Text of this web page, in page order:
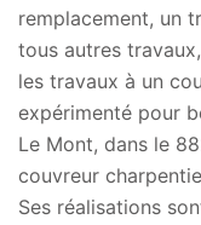
remplacement, un
tous autres
les travaux à un
expérimenté pour
Le Mont, dans le
couvreur
Ses réalisations